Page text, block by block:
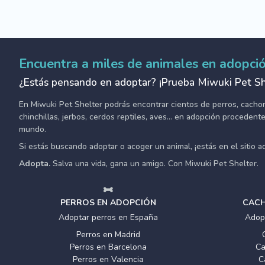
Encuentra a miles de animales en
¿Estás pensando en adoptar? ¡Prueba Miwuki Pet
En Miwuki Pet Shelter podrás encontrar cientos de perros,
chinchillas, jerbos, cerdos reptiles, aves... en adopción
mundo.
Si estás buscando adoptar o acoger un animal, ¡estás en el sitio
Adopta. Salva una vida, gana un amigo. Con Miwuki Pet Shelter.
PERROS EN ADOPCIÓN
Adoptar perros en España
Perros en Madrid
Perros en Barcelona
Perros en Valencia